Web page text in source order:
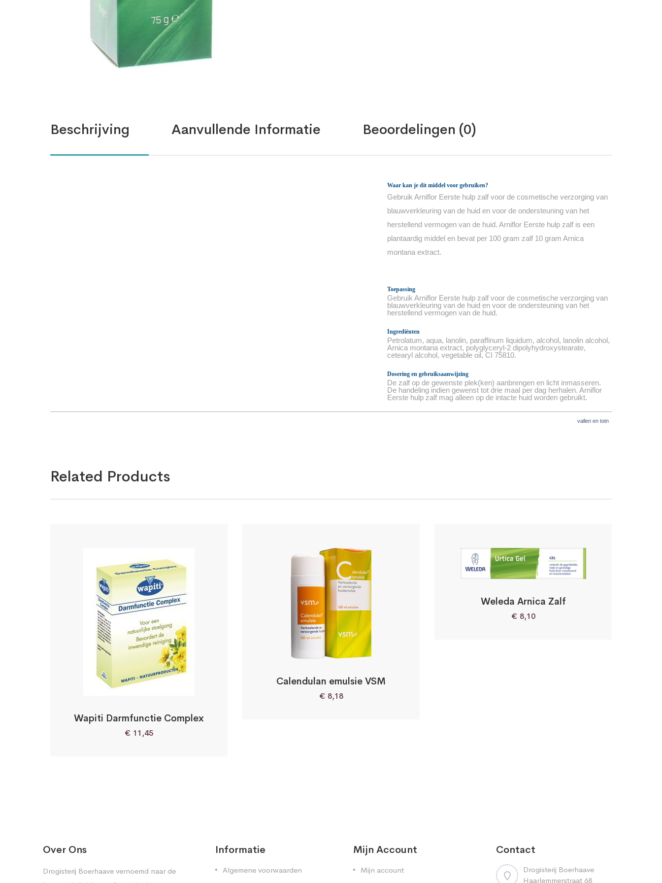
Beschrijving Aanvullende Informatie Beoordelingen (0)
Waar kan je dit middel voor gebruiken?
Gebruik Arniflor Eerste hulp zalf voor de cosmetische verzorging van
blauwverkleuring van de huid en voor de ondersteuning van het
herstellend vermogen van de huid. Arniflor Eerste hulp zalf is een
plantaardig middel en bevat per 100 gram zalf 10 gram Arnica
montana extract.
Toepassing
Gebruik Arniflor Eerste hulp zalf voor de cosmetische verzorging van
blauwverkleuring van de huid en voor de ondersteuning van het
herstellend vermogen van de huid.
Ingrediënten
Petrolatum, aqua, lanolin, paraffinum liquidum, alcohol, lanolin alcohol,
Arnica montana extract, polyglyceryl-2 dipolyhydroxystearate,
cetearyl alcohol, vegetable oil, CI 75810.
Dosering en gebruiksaanwijzing
De zalf op de gewenste plek(ken) aanbrengen en licht inmasseren.
De handeling indien gewenst tot drie maal per dag herhalen. Arniflor
Eerste hulp zalf mag alleen op de intacte huid worden gebruikt.
vallen en totn
Related Products
Wapiti Darmfunctie Complex
€ 11,45
Calendulan emulsie VSM
€ 8,18
Weleda Arnica Zalf
€ 8,10
Over Ons
Drogisterij Boerhaave vernoemd naar de
Informatie
Algemene voorwaarden
Mijn Account
Mijn account
Contact
Drogisterij Boerhaave
Haarlemmerstraat 68